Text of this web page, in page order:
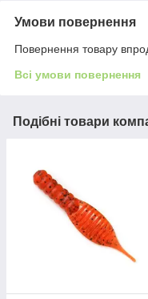
Умови повернення
Повернення товару
Всі умови повернення
Подібні товари